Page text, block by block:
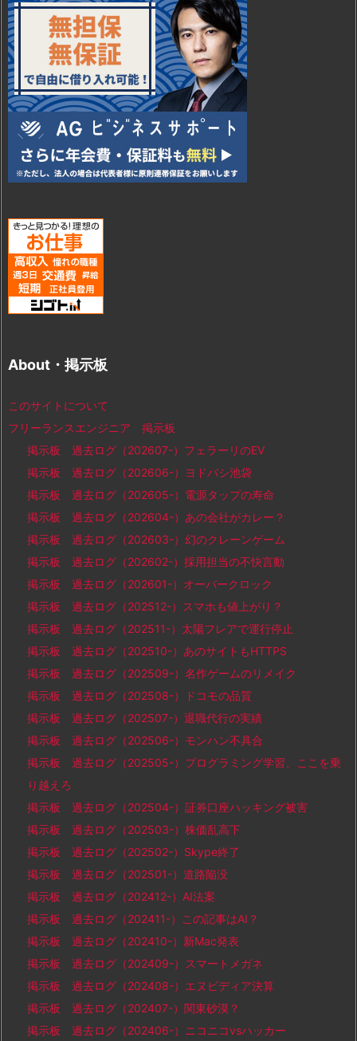
About・掲示板
このサイトについて
フリーランスエンジニア 掲示板
掲示板 過去ログ（202607-）フェラーリのEV
掲示板 過去ログ（202606-）ヨドバシ池袋
掲示板 過去ログ（202605-）電源タップの寿命
掲示板 過去ログ（202604-）あの会社がカレー？
掲示板 過去ログ（202603-）幻のクレーンゲーム
掲示板 過去ログ（202602-）採用担当の不快言動
掲示板 過去ログ（202601-）オーバークロック
掲示板 過去ログ（202512-）スマホも値上がり？
掲示板 過去ログ（202511-）太陽フレアで運行停止
掲示板 過去ログ（202510-）あのサイトもHTTPS
掲示板 過去ログ（202509-）名作ゲームのリメイク
掲示板 過去ログ（202508-）ドコモの品質
掲示板 過去ログ（202507-）退職代行の実績
掲示板 過去ログ（202506-）モンハン不具合
掲示板 過去ログ（202505-）プログラミング学習、ここを乗
り越えろ
掲示板 過去ログ（202504-）証券口座ハッキング被害
掲示板 過去ログ（202503-）株価乱高下
掲示板 過去ログ（202502-）Skype終了
掲示板 過去ログ（202501-）道路陥没
掲示板 過去ログ（202412-）AI法案
掲示板 過去ログ（202411-）この記事はAI？
掲示板 過去ログ（202410-）新Mac発表
掲示板 過去ログ（202409-）スマートメガネ
掲示板 過去ログ（202408-）エヌビディア決算
掲示板 過去ログ（202407-）関東砂漠？
掲示板 過去ログ（202406-）ニコニコvsハッカー